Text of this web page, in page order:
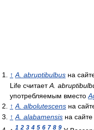
↑ A. abruptibulbus на
Life считаетA.
употребляемым вместо
↑ A. albolutescens на
↑ A. alabamensis на сайте
1 2 3 4 5 6 7 8 9